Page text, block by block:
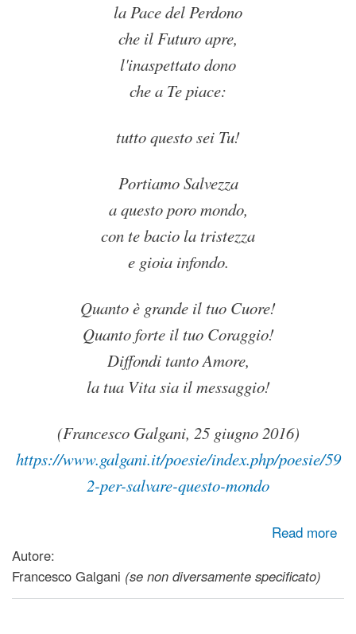
la Pace del Perdono
che il Futuro apre,
l'inaspettato dono
che a Te piace:
tutto questo sei Tu!
Portiamo Salvezza
a questo poro mondo,
con te bacio la tristezza
e gioia infondo.
Quanto è grande il tuo Cuore!
Quanto forte il tuo Coraggio!
Diffondi tanto Amore,
la tua Vita sia il messaggio!
(Francesco Galgani, 25 giugno 2016)
https://www.galgani.it/poesie/index.php/poesie/59
2-per-salvare-questo-mondo
Read more
about Di fronte ai tanti guai causati dalla scarsa
Autore:
Francesco Galgani (se non diversamente specificato)